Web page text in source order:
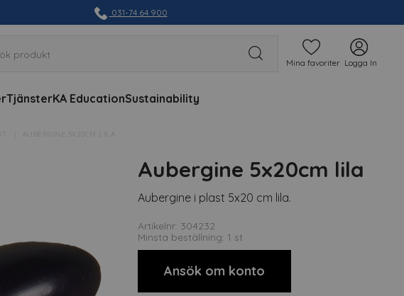
031-74 64 900
Mina favoriter Logga In
TjänsterKA EducationSustainability
AUBERGINE 5X20CM LILA
Aubergine 5x20cm lila
Aubergine i plast 5x20 cm lila.
Artikelnr: 304232
Minsta beställning: 1 st
Ansök om konto